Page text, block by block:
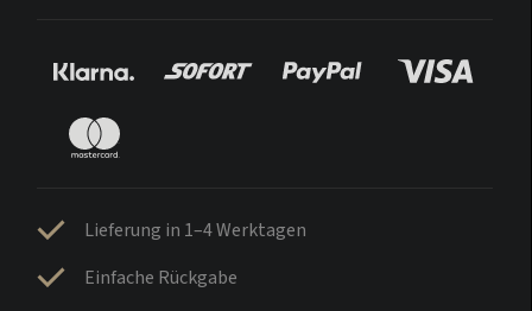
Lieferung in 1–4 Werktagen
Einfache Rückgabe